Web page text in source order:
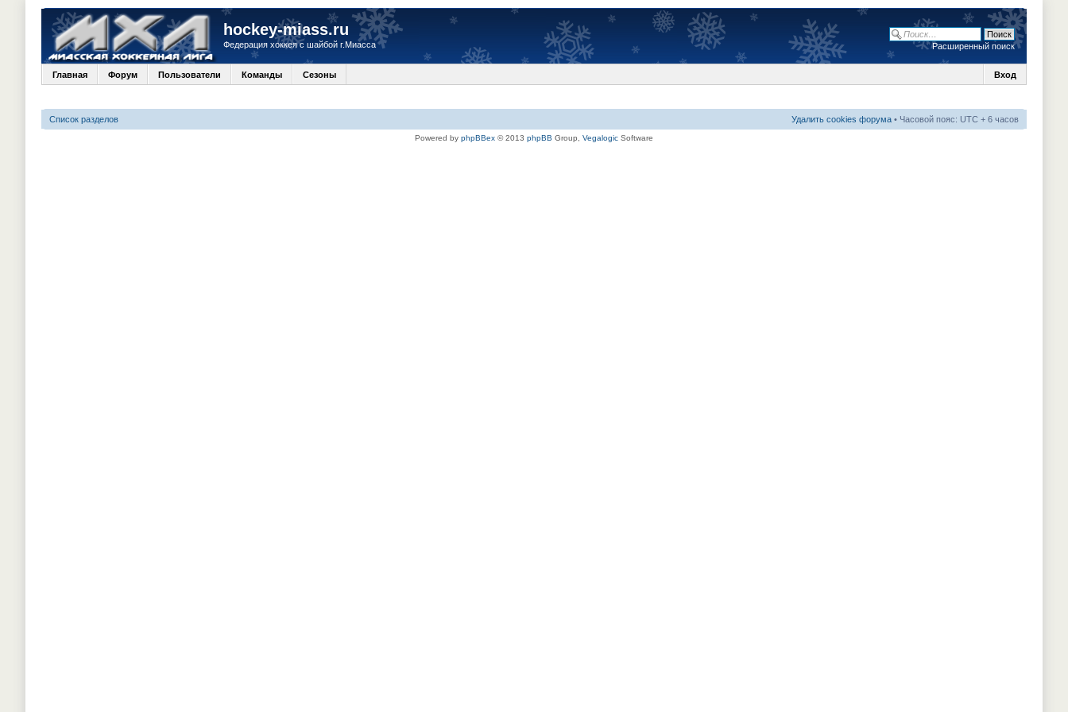
hockey-miass.ru
Федерация хоккея с шайбой г.Миасса Расширенный поиск
Главная Форум Пользователи Команды Сезоны Вход
Список разделов Удалить cookies форума • Часовой пояс: UTC + 6 часов
Powered by phpBBex © 2013 phpBB Group, Vegalogic Software